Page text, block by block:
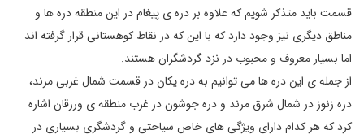
قسمت باید متذکر شویم که علاوه بر دره ی پیغام در این منطقه دره ها و
مناطق دیگری نیز وجود دارد که با این که در نقاط کوهستانی قرار گرفته اند
اما بسیار معروف و محبوب در نزد گردشگران هستند.
از جمله ی این دره ‌ها مى‌‌ توانیم به دره یکان در قسمت شمال غربی مرند،
دره زنوز در شمال شرق مرند و دره جوشون در غرب منطقه ی ورزقان اشاره
کرد که هر کدام داراى ویژگى ‌هاى خاص سیاحتى و گردشگری بسیاری در